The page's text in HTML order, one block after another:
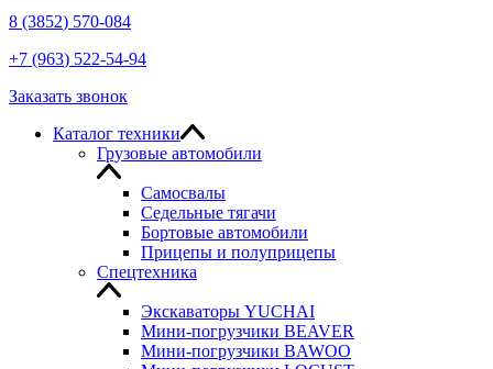
8 (3852) 570-084
+7 (963) 522-54-94
Заказать звонок
Каталог техники
Грузовые автомобили
Самосвалы
Седельные тягачи
Бортовые автомобили
Прицепы и полуприцепы
Спецтехника
Экскаваторы YUCHAI
Мини-погрузчики BEAVER
Мини-погрузчики BAWOO